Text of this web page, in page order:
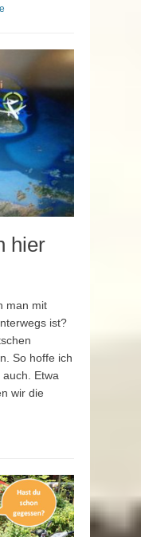
hier
man mit
ist?
So hoffe ich
Etwa
wir die